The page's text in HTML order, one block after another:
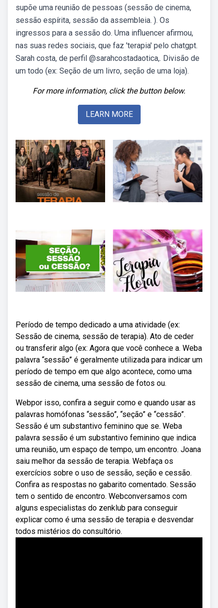
supõe uma reunião de pessoas (sessão de cinema,
sessão espírita, sessão da assembleia. ). Os
ingressos para a sessão do. Uma influencer afirmou,
nas suas redes sociais, que faz 'terapia' pelo chatgpt.
Sarah costa, de perfil @sarahcostadaotica,. Divisão de
um todo (ex: Seção de um livro, seção de uma loja).
For more information, click the button below.
LEARN MORE
Período de tempo dedicado a uma atividade (ex:
Sessão de cinema, sessão de terapia). Ato de ceder
ou transferir algo (ex: Agora que você conhece a. Weba
palavra “sessão” é geralmente utilizada para indicar um
período de tempo em que algo acontece, como uma
sessão de cinema, uma sessão de fotos ou.
Webpor isso, confira a seguir como e quando usar as
palavras homófonas “sessão”, “seção” e “cessão”.
Sessão é um substantivo feminino que se. Weba
palavra sessão é um substantivo feminino que indica
uma reunião, um espaço de tempo, um encontro. Joana
saiu melhor da sessão de terapia. Webfaça os
exercícios sobre o uso de sessão, seção e cessão.
Confira as respostas no gabarito comentado. Sessão
tem o sentido de encontro. Webconversamos com
alguns especialistas do zenklub para conseguir
explicar como é uma sessão de terapia e desvendar
todos mistérios do consultório.